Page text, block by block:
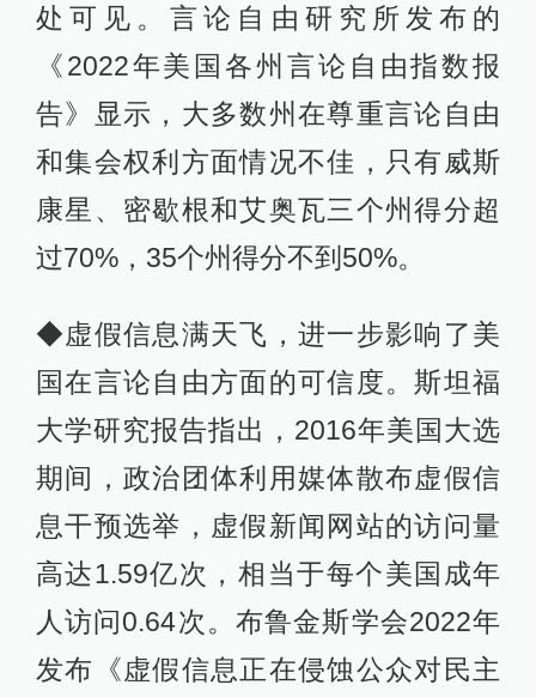
处可见。言论自由研究所发布的
《2022年美国各州言论自由指数报
告》显示，大多数州在尊重言论自由
和集会权利方面情况不佳，只有威斯
康星、密歇根和艾奥瓦三个州得分超
过70%，35个州得分不到50%。
◆虚假信息满天飞，进一步影响了美
国在言论自由方面的可信度。斯坦福
大学研究报告指出，2016年美国大选
期间，政治团体利用媒体散布虚假信
息干预选举，虚假新闻网站的访问量
高达1.59亿次，相当于每个美国成年
人访问0.64次。布鲁金斯学会2022年
发布《虚假信息正在侵蚀公众对民主